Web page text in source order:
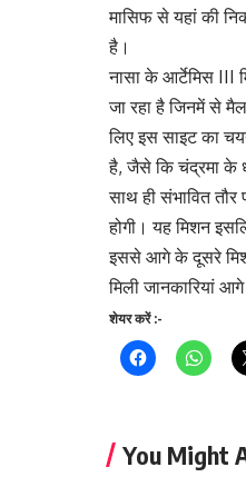
मासिफ से यहां की
है।
नासा के आर्टेमिस III
जा रहा है जिनमें से
लिए इस साइट का
है, जैसे कि चंद्रमा के
साथ ही संभावित
होगी। यह मिशन
इससे आगे के दूसरे
मिली जानकारियां
शेयर करें :-
You Might